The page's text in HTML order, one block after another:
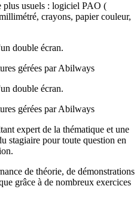
plus usuels : logiciel PAO (
crayons, papier couleur,
double écran.
gérées par Abilways
double écran.
gérées par Abilways
expert de la thématique et une
stagiaire pour toute question en
de théorie, de démonstrations
grâce à de nombreux exercices